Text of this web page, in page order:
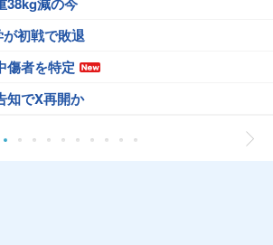
初戦で敗退
傷者を特定
知でX再開か